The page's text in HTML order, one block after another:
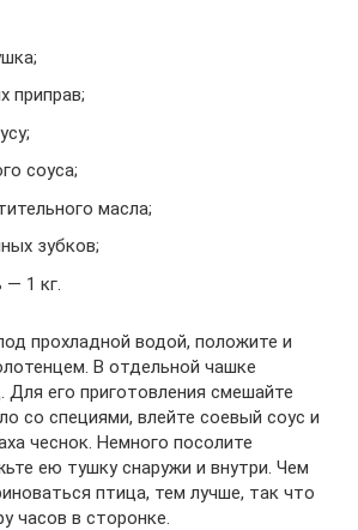
приправ;
соуса;
масла;
зубков;
1 кг.
прохладной водой, положите и
В отдельной чашке
Для его приготовления смешайте
со специями, влейте соевый соус и
чеснок. Немного посолите
ею тушку снаружи и внутри. Чем
птица, тем лучше, так что
часов в сторонке.